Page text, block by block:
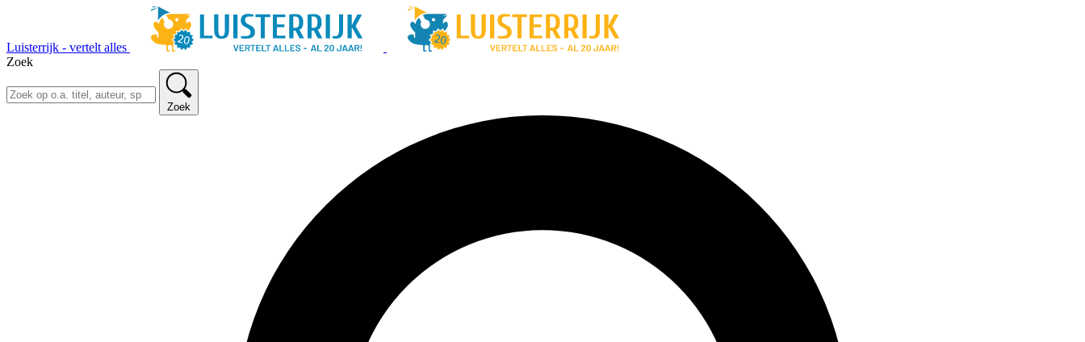
Luisterrijk - vertelt alles
Zoek
Zoek